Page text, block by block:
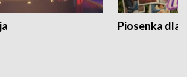
Piosenka dla